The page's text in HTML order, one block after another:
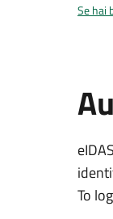
Se hai
To